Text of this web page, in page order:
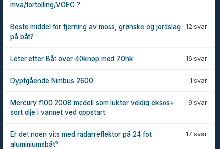
mva/fortolling/VOEC ?
12 svar
Beste middel for fjerning av moss, grønske og jordslag
på båt?
16 svar
Leter etter Båt over 40knop med 70hk
1 svar
Dyptgående Nimbus 2600
9 svar
Mercury f100 2008 modell som lukter veldig eksos+
sort olje i vannet ved oppstart.
17 svar
Er det noen vits med radarreflektor på 24 fot
aluminiumsbåt?